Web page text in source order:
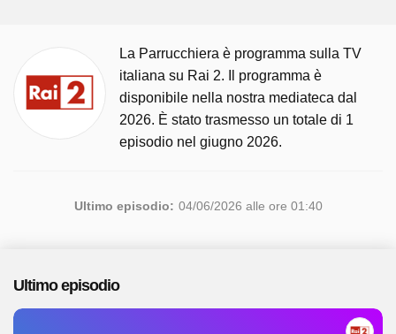
La Parrucchiera è programma sulla TV
italiana su Rai 2. Il programma è
disponibile nella nostra mediateca dal
2026. È stato trasmesso un totale di 1
episodio nel giugno 2026.
Ultimo episodio: 04/06/2026 alle ore 01:40
Ultimo episodio